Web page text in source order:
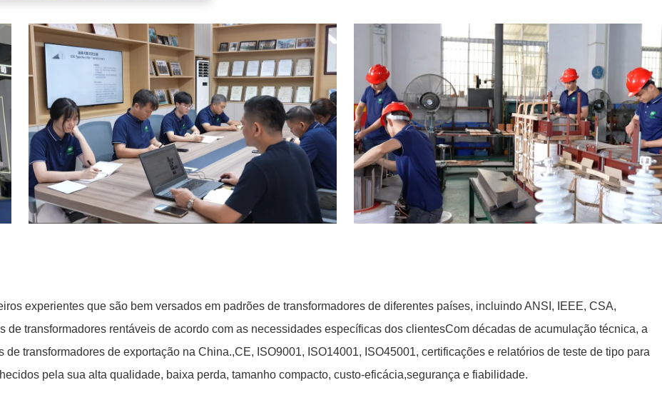
experientes que são bem versados em padrões de transformadores de diferentes países, incluindo ANSI, IEEE, CSA,
de transformadores rentáveis de acordo com as necessidades específicas dos clientesCom décadas de acumulação técnica, a
transformadores de exportação na China.,CE, ISO9001, ISO14001, ISO45001, certificações e relatórios de teste de tipo para
pela sua alta qualidade, baixa perda, tamanho compacto, custo-eficácia,segurança e fiabilidade.